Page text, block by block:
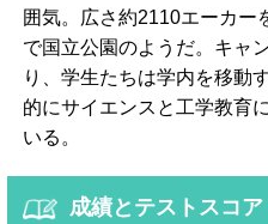
囲気。広さ約2110エーカー
で国立公園のようだ。キャ
り、学生たちは学内を移動
的にサイエンスと工学教育
いる。
成績とテストスコア